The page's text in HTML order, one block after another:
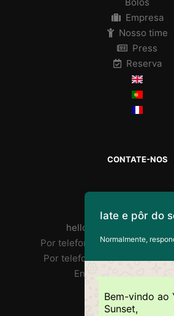
Bolos
Empresa
Nosso time
Press
Reserva
CONTATE-NOS
Por correio :
Por telefone José : FR/PT
Por telefone Ricardo: PT
Endereço: Doca Do
RNAT : 1020/
Iate e pôr do
Normalmente,
Bem-vindo ao
Sunset,